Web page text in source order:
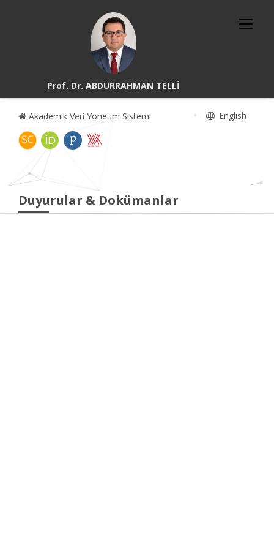
Prof. Dr. ABDURRAHMAN TELLİ
Akademik Veri Yönetim Sistemi English
Duyurular & Dokümanlar